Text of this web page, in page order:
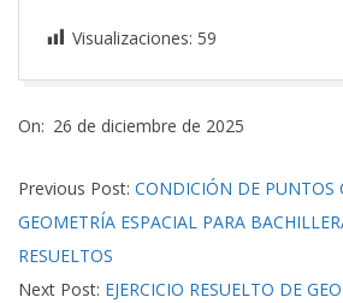
Visualizaciones: 59
12-
On: 26 de diciembre de 2025
Previous Post: CONDICIÓN DE PUNTOS
GEOMETRÍA ESPACIAL PARA
RESUELTOS
Next Post: EJERCICIO RESUELTO DE